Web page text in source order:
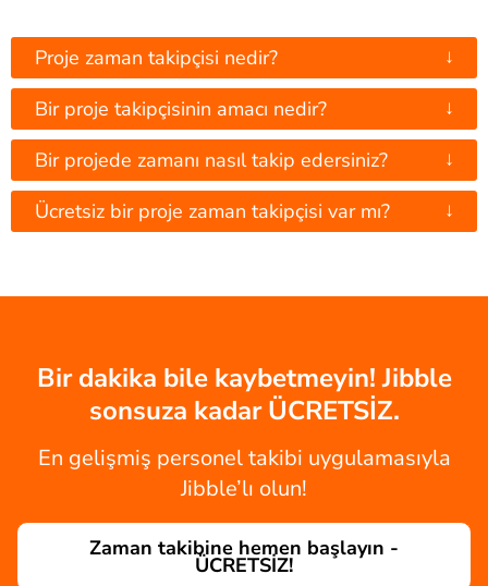
Proje zaman takipçisi nedir? ↓
Bir proje takipçisinin amacı nedir? ↓
Bir projede zamanı nasıl takip edersiniz? ↓
Ücretsiz bir proje zaman takipçisi var mı? ↓
Bir dakika bile kaybetmeyin! Jibble
sonsuza kadar ÜCRETSİZ.
En gelişmiş personel takibi uygulamasıyla
Jibble’lı olun!
Zaman takibine hemen başlayın -
ÜCRETSİZ!